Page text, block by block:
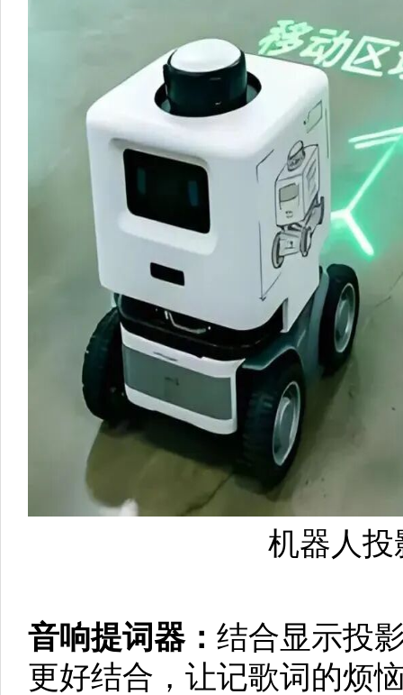
机器人
音响提词器： 结合显示投
更好结合，让记歌词的烦